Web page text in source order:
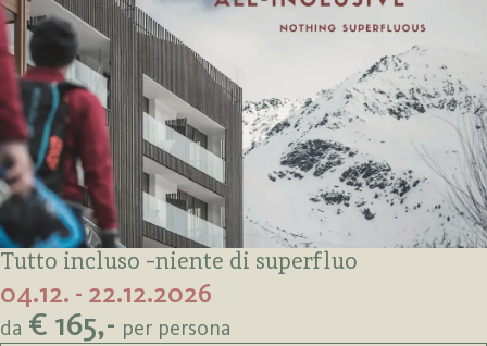
Tutto incluso -niente di superfluo
04.12. - 22.12.2026
da € 165,- per persona